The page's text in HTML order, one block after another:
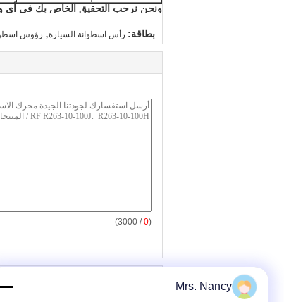
ونحن نرحب التحقيق الخاص بك في أي
بطاقة: رأس اسطوانة السيارة, رؤوس
(
0
/ 3000)
Mrs. Nancy